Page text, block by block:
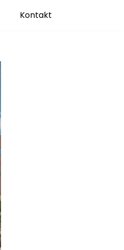
Kontakt